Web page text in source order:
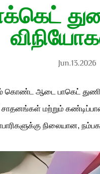
Jun.13.2026
ஆடை பாகெட்
சாதனங்கள் மற்றும்
நிலையான,